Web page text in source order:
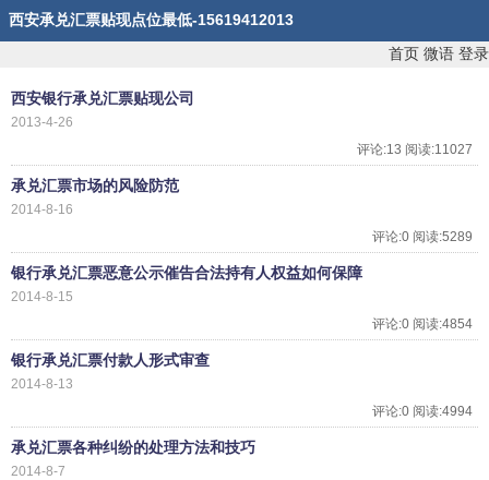
西安承兑汇票贴现点位最低-15619412013
首页 微语 登录
西安银行承兑汇票贴现公司
2013-4-26
评论:13 阅读:11027
承兑汇票市场的风险防范
2014-8-16
评论:0 阅读:5289
银行承兑汇票恶意公示催告合法持有人权益如何保障
2014-8-15
评论:0 阅读:4854
银行承兑汇票付款人形式审查
2014-8-13
评论:0 阅读:4994
承兑汇票各种纠纷的处理方法和技巧
2014-8-7